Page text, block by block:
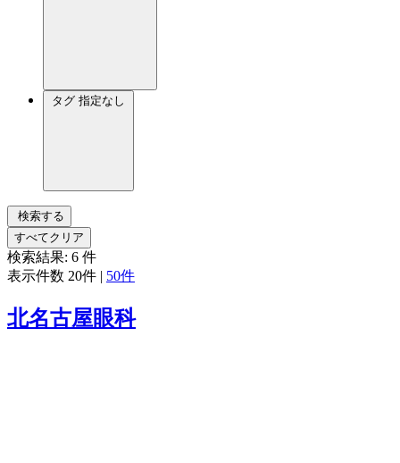
タグ 指定なし
検索する
すべてクリア
検索結果: 6 件
表示件数 20件 | 50件
北名古屋眼科